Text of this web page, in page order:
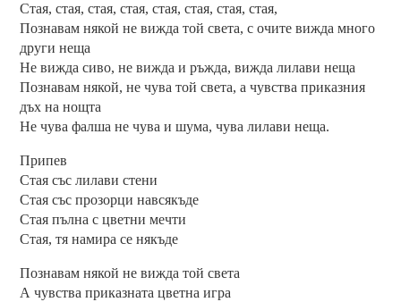
Стая, стая, стая, стая, стая, стая, стая, стая,
Познавам някой не вижда той света, с очите вижда много
други неща
Не вижда сиво, не вижда и ръжда, вижда лилави неща
Познавам някой, не чува той света, а чувства приказния
дъх на нощта
Не чува фалша не чува и шума, чува лилави неща.
Припев
Стая със лилави стени
Стая със прозорци навсякъде
Стая пълна с цветни мечти
Стая, тя намира се някъде
Познавам някой не вижда той света
А чувства приказната цветна игра